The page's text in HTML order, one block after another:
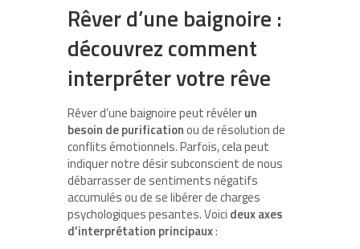
Rêver d’une baignoire :
découvrez comment
interpréter votre rêve
Rêver d’une baignoire peut révélerun
besoin de purificationou de résolution de
conflits émotionnels. Parfois, cela peut
indiquer notre désir subconscient de nous
débarrasser de sentiments négatifs
accumulés ou de se libérer de charges
psychologiques pesantes. Voici deux axes
d’interprétation principaux: